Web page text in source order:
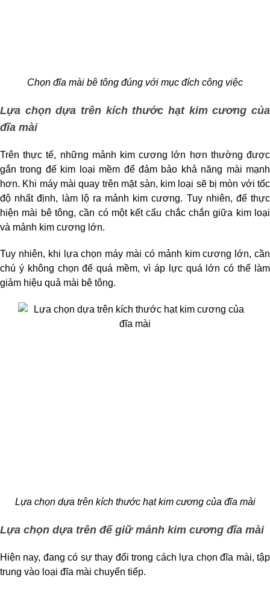
Chọn đĩa mài bê tông đúng với mục đích công việc
Lựa chọn dựa trên kích thước hạt kim cương của
đĩa mài
Trên thực tế, những mảnh kim cương lớn hơn thường được
gắn trong đế kim loại mềm để đảm bảo khả năng mài mạnh
hơn. Khi máy mài quay trên mặt sàn, kim loại sẽ bị mòn với tốc
độ nhất định, làm lộ ra mảnh kim cương. Tuy nhiên, để thực
hiện mài bê tông, cần có một kết cấu chắc chắn giữa kim loại
và mảnh kim cương lớn.
Tuy nhiên, khi lựa chọn máy mài có mảnh kim cương lớn, cần
chú ý không chọn đế quá mềm, vì áp lực quá lớn có thể làm
giảm hiệu quả mài bê tông.
Lựa chọn dựa trên kích thước hạt kim cương của đĩa mài
Lựa chọn dựa trên đế giữ mảnh kim cương đĩa mài
Hiện nay, đang có sự thay đổi trong cách lựa chọn đĩa mài, tập
trung vào loại đĩa mài chuyển tiếp.